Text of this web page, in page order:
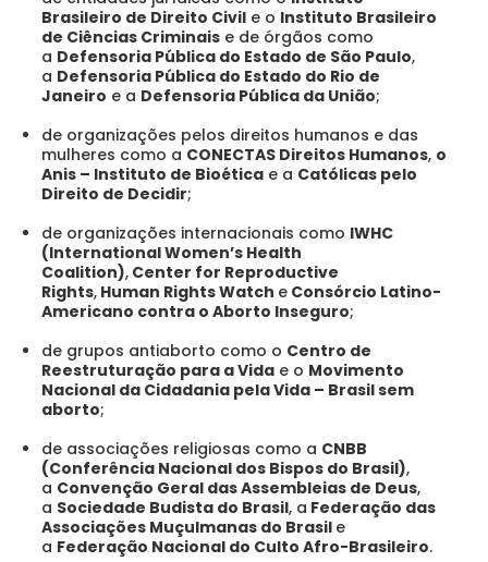
Brasileiro de Direito Civil e o Instituto Brasileiro
de Ciências Criminais e de órgãos como
a Defensoria Pública do Estado de São Paulo,
a Defensoria Pública do Estado do Rio de
Janeiro e a Defensoria Pública da União;
de organizações pelos direitos humanos e das
mulheres como a CONECTAS Direitos Humanos, o
Anis – Instituto de Bioética e a Católicas pelo
Direito de Decidir;
de organizações internacionais como IWHC
(International Women’s Health
Coalition), Center for Reproductive
Rights, Human Rights Watch e Consórcio Latino-
Americano contra o Aborto Inseguro;
de grupos antiaborto como o Centro de
Reestruturação para a Vida e o Movimento
Nacional da Cidadania pela Vida – Brasil sem
aborto;
de associações religiosas como a CNBB
(Conferência Nacional dos Bispos do Brasil),
a Convenção Geral das Assembleias de Deus,
a Sociedade Budista do Brasil, a Federação das
Associações Muçulmanas do Brasil e
a Federação Nacional do Culto Afro-Brasileiro.